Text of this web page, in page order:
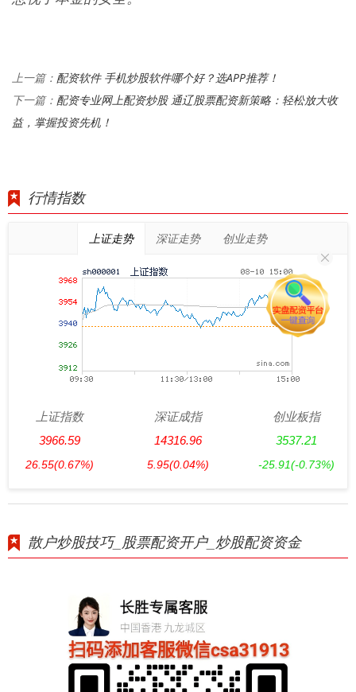
上一篇： 配资软件 手机炒股软件哪个好？选APP推荐！
下一篇： 配资专业网上配资炒股 通辽股票配资新策略：轻松放大收
益，掌握投资先机！
行情指数
上证走势 深证走势 创业走势
上证指数
3966.59
26.55(0.67%)
深证成指
14316.96
5.95(0.04%)
创业板指
3537.21
-25.91(-0.73%)
散户炒股技巧_股票配资开户_炒股配资资金